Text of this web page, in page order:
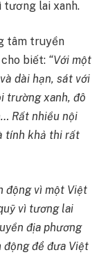
tương lai xanh.
tâm truyền
biết: “Với một
dài hạn, sát với
trường xanh, đô
Rất nhiều nội
tính khả thi rất
động vì một Việt
vì tương lai
địa phương
động để đưa Việt